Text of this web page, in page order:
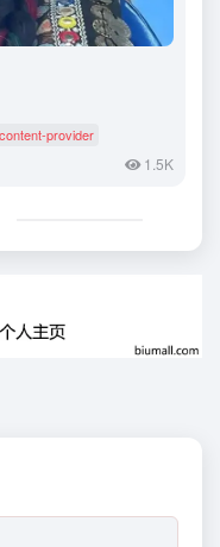
provider
1.5K